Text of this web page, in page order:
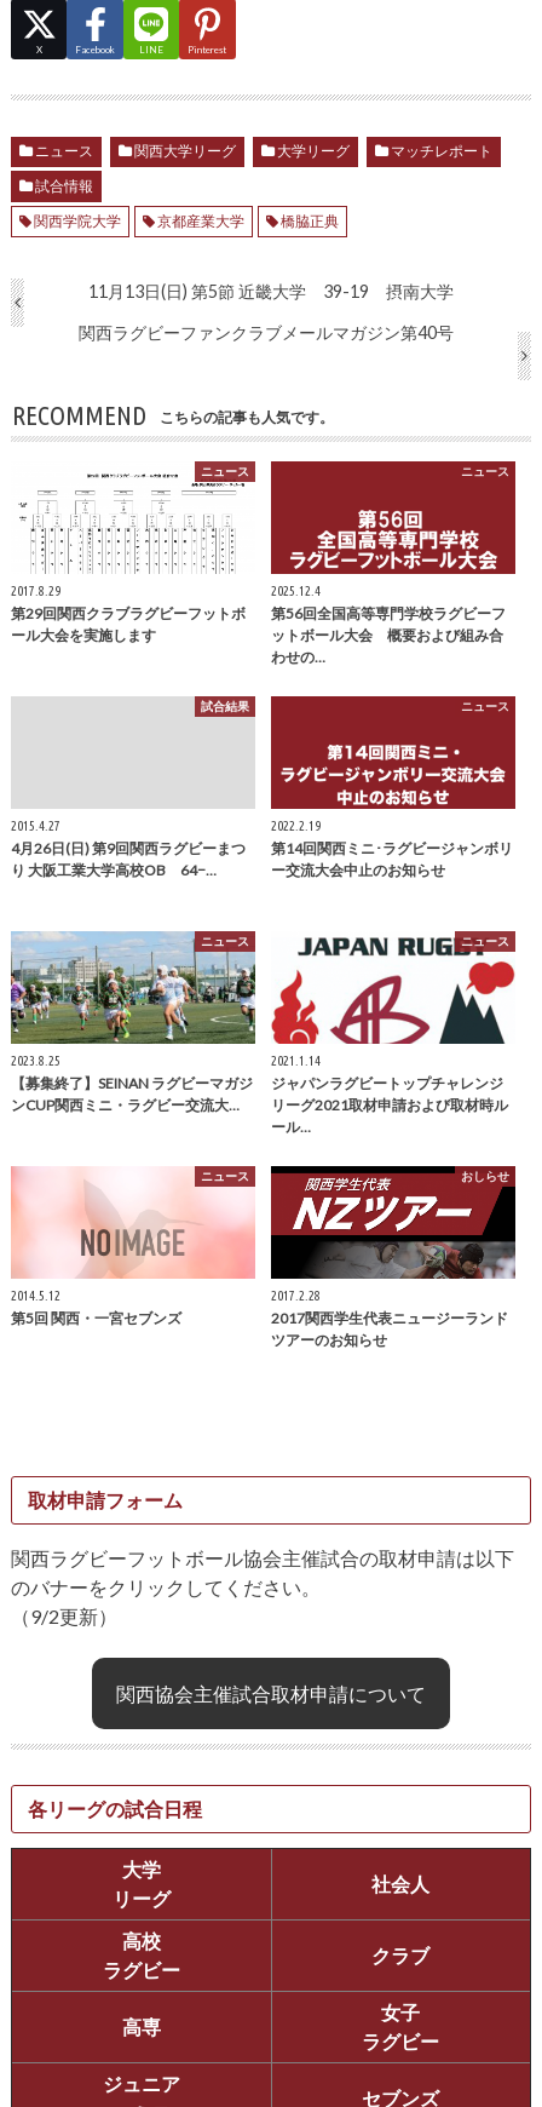
X Facebook LINE Pinterest
ニュース 関西大学リーグ 大学リーグ
マッチレポート
試合情報
関西学院大学
京都産業大学 橋脇正典
11月13日(日) 第5節 近畿大学 39-19 摂南大学
関西ラグビーファンクラブメールマガジン第40号
RECOMMEND こちらの記事も人気です。
ニュース
2017.8.29
第29回関西クラブラグビーフットボ
ール大会を実施します
ニュース
2025.12.4
第56回全国高等専門学校ラグビーフ
ットボール大会 概要および組み合
わせの…
試合結果
2015.4.27
4月26日(日) 第9回関西ラグビーまつ
り 大阪工業大学高校OB 64−…
ニュース
2022.2.19
第14回関西ミニ･ラグビージャンボリ
ー交流大会中止のお知らせ
ニュース
2023.8.25
【募集終了】SEINAN ラグビーマガジ
ンCUP関西ミニ・ラグビー交流大…
ニュース
2021.1.14
ジャパンラグビートップチャレンジ
リーグ2021取材申請および取材時ル
ール…
ニュース
2014.5.12
第5回 関西・一宮セブンズ
おしらせ
2017.2.28
2017関西学生代表ニュージーランド
ツアーのお知らせ
取材申請フォーム
関西ラグビーフットボール協会主催試合の取材申請は以下
のバナーをクリックしてください。
（9/2更新）
関西協会主催試合取材申請について
各リーグの試合日程
大学
リーグ
社会人
高校
ラグビー
クラブ
高専
女子
ラグビー
ジュニア
セブンズ